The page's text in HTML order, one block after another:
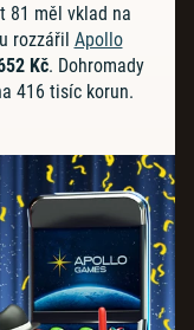
81 měl vklad na
rozzářil Apollo
Kč. Dohromady
416 tisíc korun.